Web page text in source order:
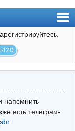
напомнить
есть телеграм-